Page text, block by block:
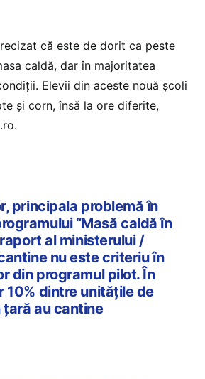
că este de dorit ca peste
caldă, dar în majoritatea
Elevii din aceste nouă școli
și corn, însă la ore diferite,
principala problemă în
“Masă caldă în
al ministerului /
nu este criteriu în
din programul pilot. În
10% dintre unitățile de
au cantine